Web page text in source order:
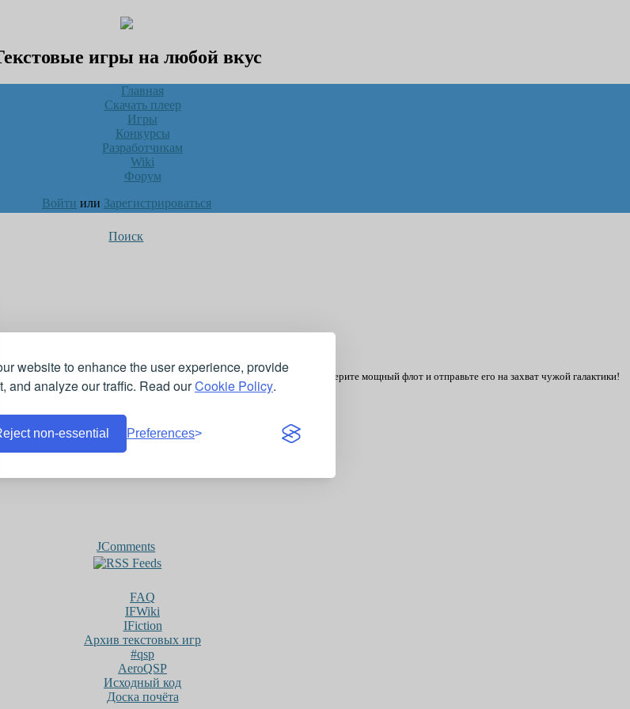
website to enhance the user experience, provide
and analyze our traffic. Read ourCookie Policy.
non-essential Preferences
игры на любой вкус
Главная
Скачать плеер
Игры
Конкурсы
Разработчикам
Wiki
Форум
Войти или Зарегистрироваться
Поиск
колонии и заводы, направляйте экспедиции к незанятым планетам, соберите мощный флот и отправьте его на захват чужой галактики!
JComments
FAQ
IFWiki
IFiction
Архив текстовых игр
#qsp
AeroQSP
Исходный код
Доска почёта